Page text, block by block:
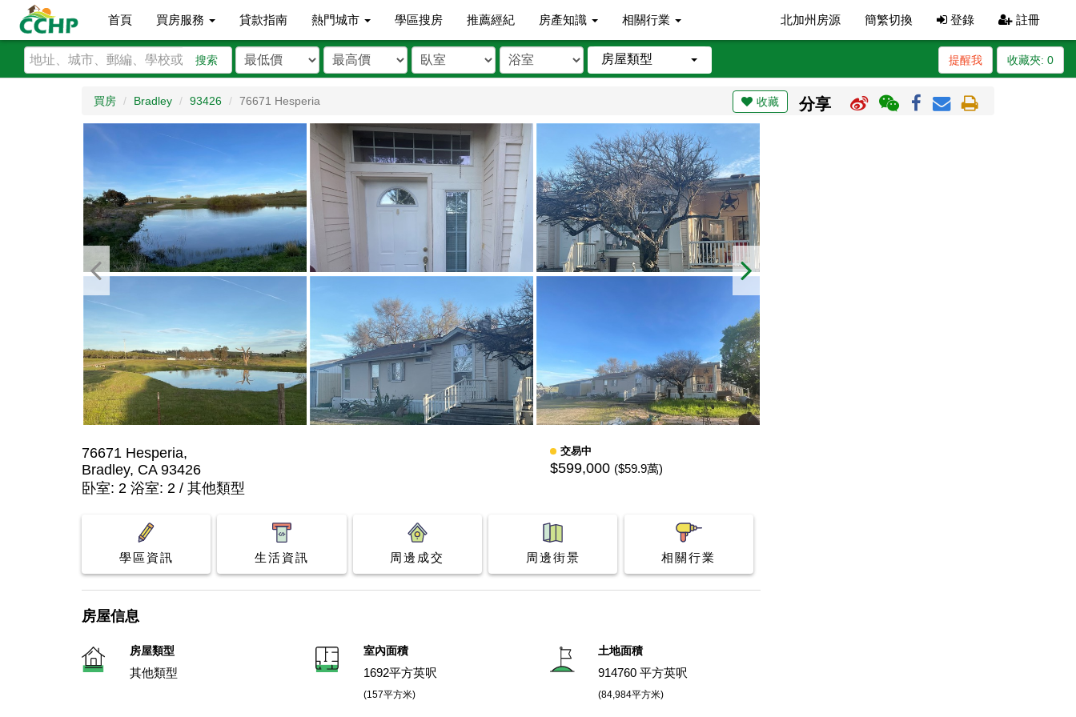
首頁 買房服務 貸款指南 熱門城市 學區搜房 推薦經紀 房產知識 相關行業 北加州房源 簡繁切換 登錄 註冊
搜索 房屋類型 收藏夾: 0
提醒我
買房 Bradley 93426 76671 Hesperia 收藏 分享
76671 Hesperia,
Bradley, CA 93426
交易中
$599,000 ($59.9萬)
卧室: 2 浴室: 2 / 其他類型
學區資訊 生活資訊 周邊成交 周邊街景 相關行業
房屋信息
房屋類型
其他類型
室內面積
1692平方英呎
(157平方米)
土地面積
914760 平方英呎
(84,984平方米)